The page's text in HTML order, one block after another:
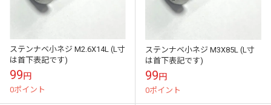
ステンナベ小ネジ M2.6X14L (L寸
は首下表記です)
99円
0ポイント
ステンナベ小ネジ M3X85L (L寸
は首下表記です)
99円
0ポイント